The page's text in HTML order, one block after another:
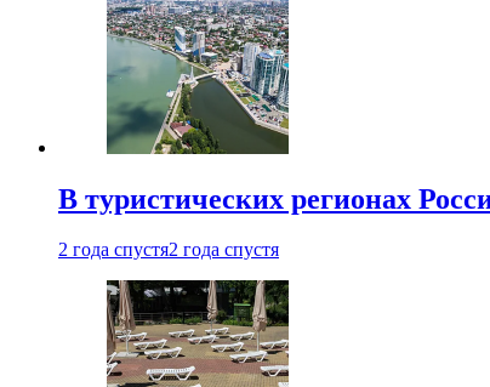
В туристических регионах
2 года спустя2 года спустя